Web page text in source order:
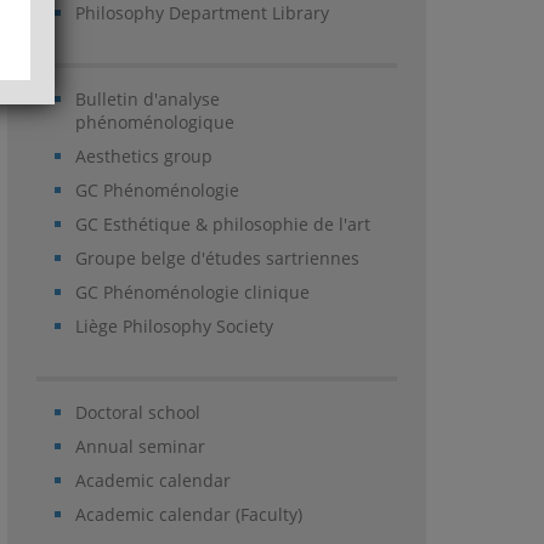
Philosophy Department Library
Bulletin d'analyse
phénoménologique
Aesthetics group
GC Phénoménologie
GC Esthétique & philosophie de l'art
Groupe belge d'études sartriennes
GC Phénoménologie clinique
Liège Philosophy Society
Doctoral school
Annual seminar
Academic calendar
Academic calendar (Faculty)